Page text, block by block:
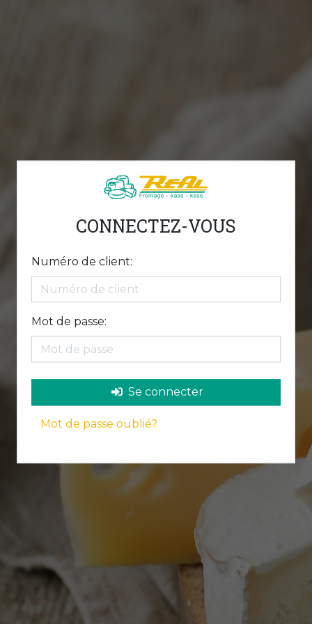
CONNECTEZ-VOUS
Numéro de client:
Mot de passe:
Se connecter
Mot de passe oublié?